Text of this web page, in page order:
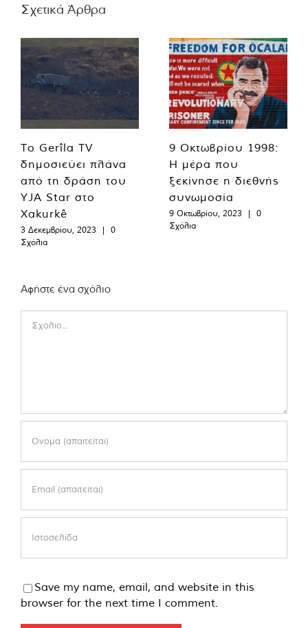
Σχετικά Άρθρα
Το Gerîla TV
δημοσιεύει πλάνα
από τη δράση του
YJA Star στο
Xakurkê
3 Δεκεμβρίου, 2023 |
0
Σχόλια
9 Οκτωβρίου 1998:
Η μέρα που
ξεκίνησε η διεθνής
συνωμοσία
9 Οκτωβρίου, 2023 |
0
Σχόλια
Αφήστε ένα σχόλιο
Save my name, email, and website in this
browser for the next time I comment.